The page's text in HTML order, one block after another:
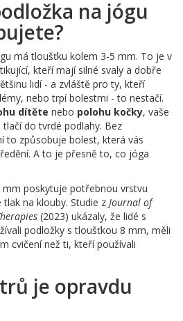
na jógu
má tloušťku kolem 3-5 mm. To je v
kteří mají silné svaly a dobře
lidí - a zvláště pro ty, kteří
nebo trpí bolestmi - to nestačí.
dítěte nebo polohu kočky, vaše
do tvrdé podlahy. Bez
to způsobuje bolest, která vás
A to je přesně to, co jóga
poskytuje potřebnou vrstvu
na klouby. Studie z Journal of
(2023) ukázaly, že lidé s
podložky s tloušťkou 8 mm, měli
cvičení než ti, kteří používali
je opravdu